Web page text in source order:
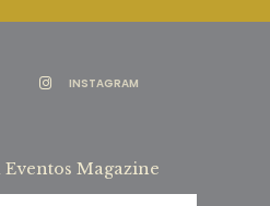
INSTAGRAM
Eventos Magazine